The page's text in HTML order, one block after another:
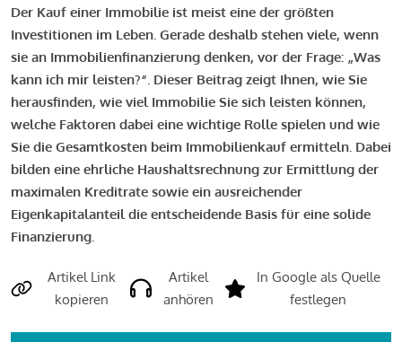
Der Kauf einer Immobilie ist meist eine der größten
Investitionen im Leben. Gerade deshalb stehen viele, wenn
sie an Immobilienfinanzierung denken, vor der Frage: „Was
kann ich mir leisten?“. Dieser Beitrag zeigt Ihnen, wie Sie
herausfinden, wie viel Immobilie Sie sich leisten können,
welche Faktoren dabei eine wichtige Rolle spielen und wie
Sie die Gesamtkosten beim Immobilienkauf ermitteln. Dabei
bilden eine ehrliche Haushaltsrechnung zur Ermittlung der
maximalen Kreditrate sowie ein ausreichender
Eigenkapitalanteil die entscheidende Basis für eine solide
Finanzierung.
Artikel Link
kopieren
Artikel
anhören
In Google als Quelle
festlegen